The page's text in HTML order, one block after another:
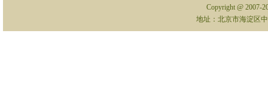
Copyright @ 2007-
地址：北京市海淀区